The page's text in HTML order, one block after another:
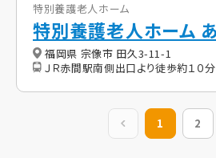
特別養護老人ホーム
特別養護老人ホーム
福岡県 宗像市 田久3-11-1
ＪＲ赤間駅南側出口より徒歩約１０分
前の20件
1 2